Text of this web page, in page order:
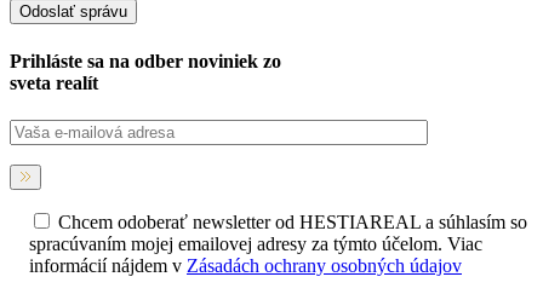
Prihláste sa na odber noviniek zo
sveta realít
Chcem odoberať newsletter od HESTIAREAL a súhlasím so
spracúvaním mojej emailovej adresy za týmto účelom. Viac
informácií nájdem v Zásadách ochrany osobných údajov